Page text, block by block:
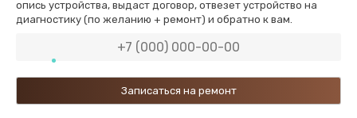
опись устройства, выдаст договор, отвезет устройство на
диагностику (по желанию + ремонт) и обратно к вам.